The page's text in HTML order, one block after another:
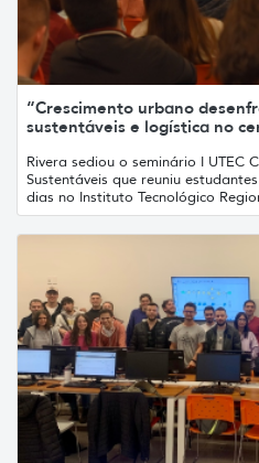
“Crescimento urbano
sustentáveis ​​e logística no
Rivera sediou o seminário I UTEC
Sustentáveis ​​que reuniu
dias no Instituto Tecnológico